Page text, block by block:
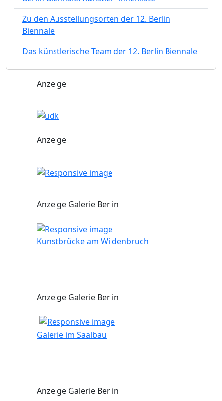
Zu den Ausstellungsorten der 12. Berlin
Biennale
Das künstlerische Team der 12. Berlin Biennale
Anzeige
Anzeige
Anzeige Galerie Berlin
Kunstbrücke am Wildenbruch
Anzeige Galerie Berlin
Galerie im Saalbau
Anzeige Galerie Berlin